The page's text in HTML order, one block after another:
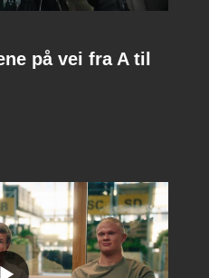
på vei fra A til